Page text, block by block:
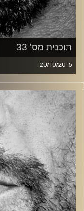
תוכנית מס' 33
20/10/2015
זיפים, מוזיקה
כל מה שחי, אמיתי
עם שמוליק רגב.
קרדיט תמונות: